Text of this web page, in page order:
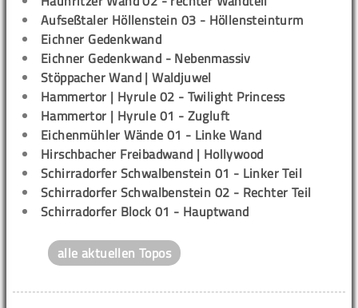
Aufseßtaler Höllenstein 03 - Höllensteinturm
Eichner Gedenkwand
Eichner Gedenkwand - Nebenmassiv
Stöppacher Wand | Waldjuwel
Hammertor | Hyrule 02 - Twilight Princess
Hammertor | Hyrule 01 - Zugluft
Eichenmühler Wände 01 - Linke Wand
Hirschbacher Freibadwand | Hollywood
Schirradorfer Schwalbenstein 01 - Linker Teil
Schirradorfer Schwalbenstein 02 - Rechter Teil
Schirradorfer Block 01 - Hauptwand
alle aktuellen Topos